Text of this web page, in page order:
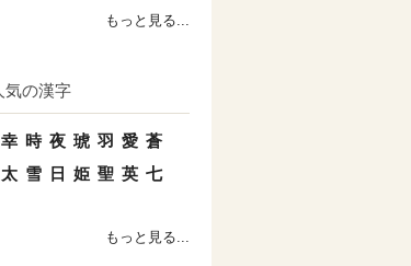
もっと見る...
気の漢字
幸 時 夜 琥 羽 愛 蒼
太 雪 日 姫 聖 英 七
もっと見る...